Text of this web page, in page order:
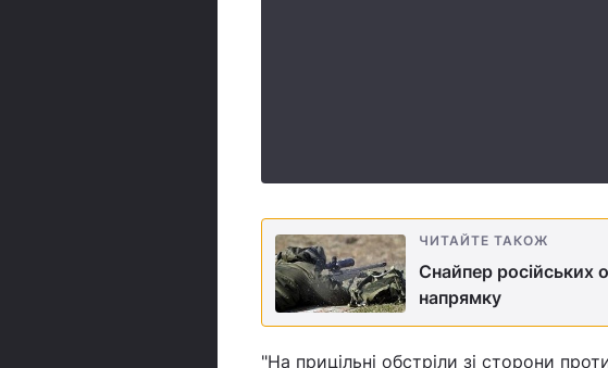
ЧИТАЙТЕ ТАКОЖ
Снайпер російських
напрямку
"На прицільні обстріли зі сторони